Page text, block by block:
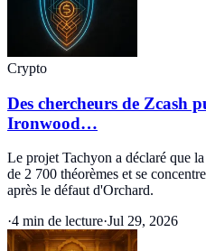
Crypto
Des chercheurs de Zcash
Ironwood…
Le projet Tachyon a déclaré que
de 2 700 théorèmes et se
après le défaut d'Orchard.
·4 min de lecture·Jul 29, 2026